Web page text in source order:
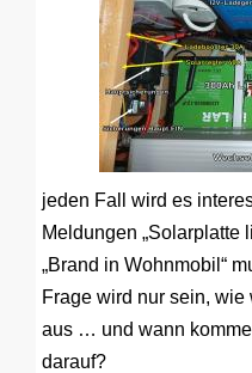
jeden Fall wird es
Meldungen „Solarplatte
„Brand in Wohnmobil“
Frage wird nur sein,
aus … und wann
darauf?